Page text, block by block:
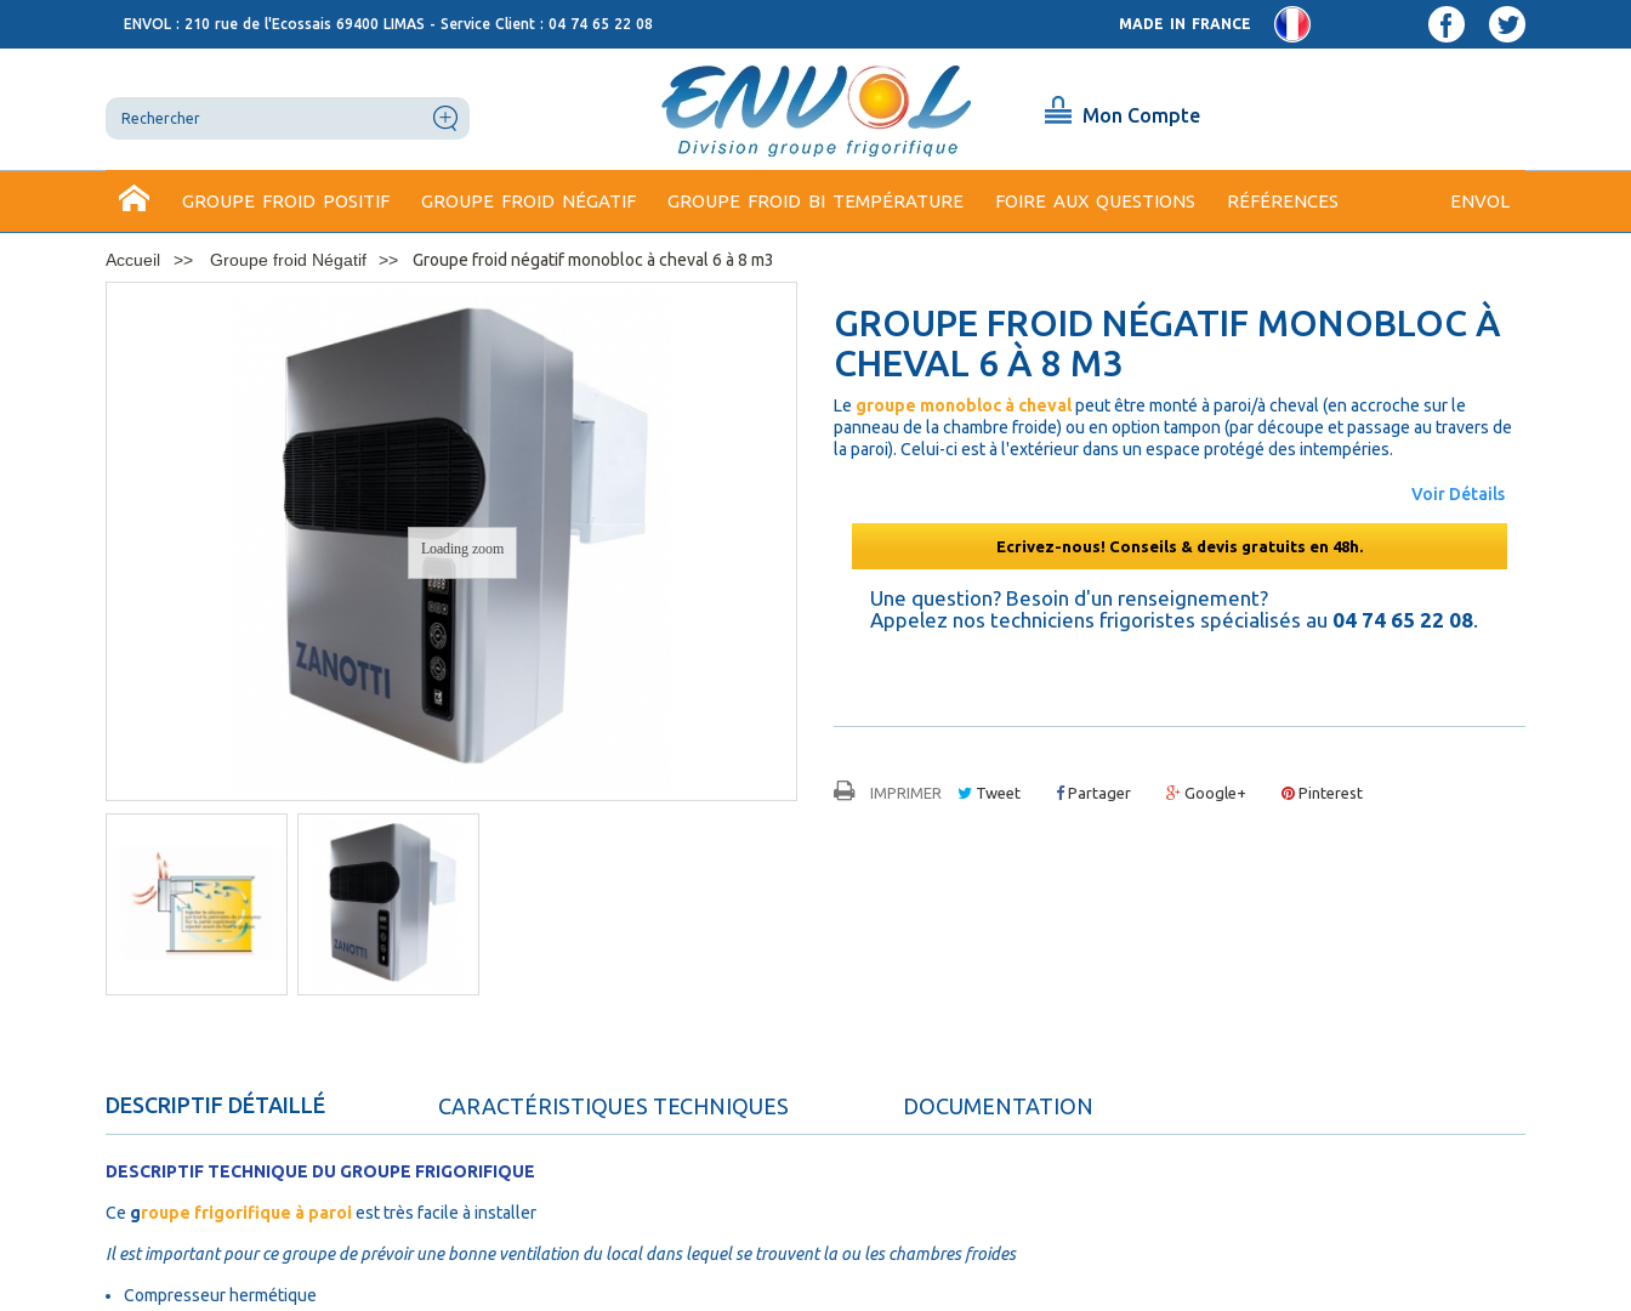
ENVOL : 210 rue de l'Ecossais 69400 LIMAS - Service Client : 04 74 65 22 08 MADE IN FRANCE
Mon Compte
GROUPE FROID POSITIF GROUPE FROID NÉGATIF GROUPE FROID BI TEMPÉRATURE FOIRE AUX QUESTIONS RÉFÉRENCES ENVOL
Accueil Groupe froid Négatif Groupe froid négatif monobloc à cheval 6 à 8 m3
Loading zoom
GROUPE FROID NÉGATIF MONOBLOC À
CHEVAL 6 À 8 M3
Le groupe monobloc à chevalpeut être monté à paroi/à cheval (en accroche sur le
panneau de la chambre froide) ou en option tampon (par découpe et passage au travers de
la paroi). Celui-ci est à l'extérieur dans un espace protégé des intempéries.
Voir Détails
Ecrivez-nous! Conseils & devis gratuits en 48h.
Une question? Besoin d'un renseignement?
Appelez nos techniciens frigoristes spécialisés au 04 74 65 22 08.
IMPRIMER Tweet Partager Google+ Pinterest
DESCRIPTIF DÉTAILLÉ CARACTÉRISTIQUES TECHNIQUES DOCUMENTATION
DESCRIPTIF TECHNIQUE DU GROUPE FRIGORIFIQUE
Ce groupe frigorifique à paroiest très facile à installer
Il est important pour ce groupe de prévoir une bonne ventilation du local dans lequel se trouvent la ou les chambres froides
Compresseur hermétique